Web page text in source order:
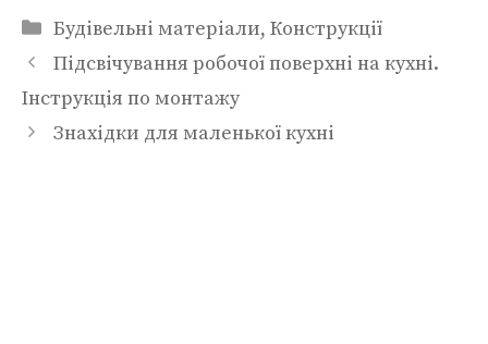
Категорії
Будівельні матеріали, Конструкції
Підсвічування робочої поверхні на кухні.
Інструкція по монтажу
Знахідки для маленької кухні